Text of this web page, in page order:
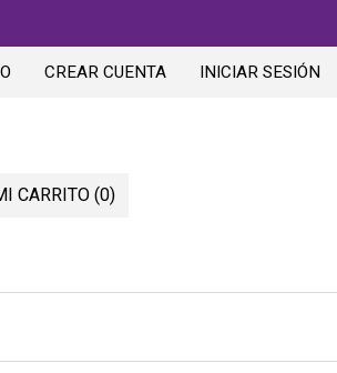
CREAR CUENTA INICIAR SESIÓN
CARRITO(0)